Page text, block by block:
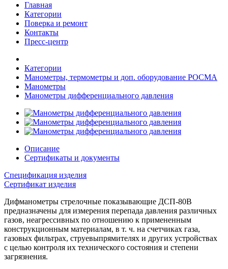
Главная
Категории
Поверка и ремонт
Контакты
Пресс-центр
Категории
Манометры, термометры и доп. оборудование РОСМА
Манометры
Манометры дифференциального давления
Описание
Сертификаты и документы
Спецификация изделия
Сертификат изделия
Дифманометры стрелочные показывающие ДСП-80В
предназначены для измерения перепада давления различных
газов, неагрессивных по отношению к примененным
конструкционным материалам, в т. ч. на счетчиках газа,
газовых фильтрах, струевыпрямителях и других устройствах
с целью контроля их технического состояния и степени
загрязнения.